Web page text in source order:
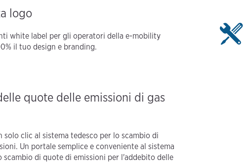
logo
white label per gli operatori della e-mobility
il tuo design e branding.
quote delle emissioni di gas
solo clic al sistema tedesco per lo scambio di
Un portale semplice e conveniente al sistema
scambio di quote di emissioni per l'addebito delle